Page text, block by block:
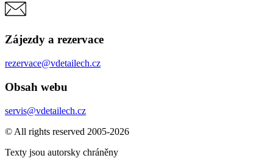
Zájezdy a rezervace
rezervace@vdetailech.cz
Obsah webu
servis@vdetailech.cz
© All rights reserved 2005-2026
Texty jsou autorsky chráněny